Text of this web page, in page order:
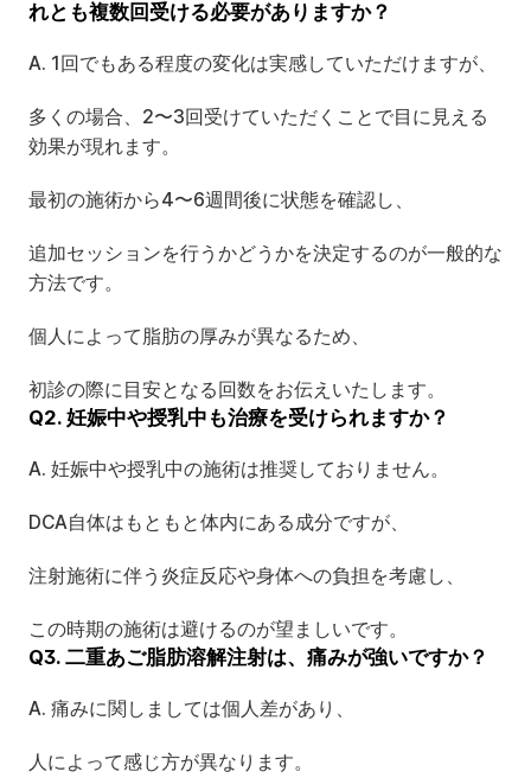
れとも複数回受ける必要がありますか？
A. 1回でもある程度の変化は実感していただけますが、
多くの場合、2〜3回受けていただくことで目に見える
効果が現れます。
最初の施術から4〜6週間後に状態を確認し、
追加セッションを行うかどうかを決定するのが一般的な
方法です。
個人によって脂肪の厚みが異なるため、
初診の際に目安となる回数をお伝えいたします。
Q2. 妊娠中や授乳中も治療を受けられますか？
A. 妊娠中や授乳中の施術は推奨しておりません。
DCA自体はもともと体内にある成分ですが、
注射施術に伴う炎症反応や身体への負担を考慮し、
この時期の施術は避けるのが望ましいです。
Q3. 二重あご脂肪溶解注射は、痛みが強いですか？
A. 痛みに関しましては個人差があり、
人によって感じ方が異なります。